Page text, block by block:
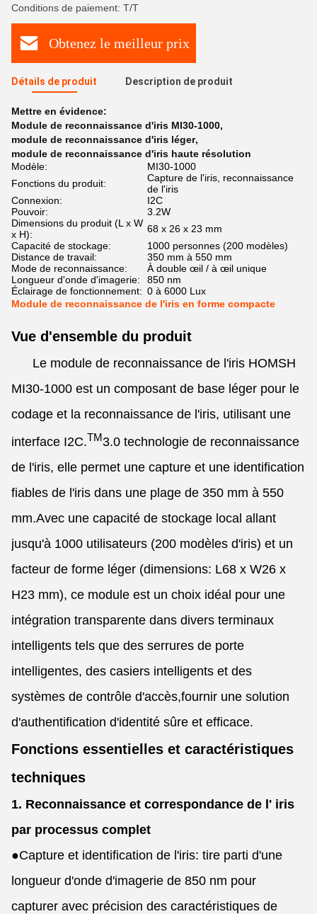
Conditions de paiement: T/T
Obtenez le meilleur prix
Détails de produit Description de produit
Mettre en évidence:
Module de reconnaissance d'iris MI30-1000,
module de reconnaissance d'iris léger,
module de reconnaissance d'iris haute résolution
Modèle:
MI30-1000
Fonctions du produit:
Capture de l'iris, reconnaissance
de l'iris
Connexion:
I2C
Pouvoir:
3.2W
Dimensions du produit (L x W
x H):
68 x 26 x 23 mm
Capacité de stockage:
1000 personnes (200 modèles)
Distance de travail:
350 mm à 550 mm
Mode de reconnaissance:
À double œil / à œil unique
Longueur d'onde d'imagerie:
850 nm
Éclairage de fonctionnement: 0 à 6000 Lux
Module de reconnaissance de l'iris en forme compacte
Vue d'ensemble du produit
Le module de reconnaissance de l'iris HOMSH
MI30-1000 est un composant de base léger pour le
codage et la reconnaissance de l'iris, utilisant une
interface I2C.TM3.0 technologie de reconnaissance
de l'iris, elle permet une capture et une identification
fiables de l'iris dans une plage de 350 mm à 550
mm.Avec une capacité de stockage local allant
jusqu'à 1000 utilisateurs (200 modèles d'iris) et un
facteur de forme léger (dimensions: L68 x W26 x
H23 mm), ce module est un choix idéal pour une
intégration transparente dans divers terminaux
intelligents tels que des serrures de porte
intelligentes, des casiers intelligents et des
systèmes de contrôle d'accès,fournir une solution
d'authentification d'identité sûre et efficace.
Fonctions essentielles et caractéristiques
techniques
1. Reconnaissance et correspondance de l' iris
par processus complet
●Capture et identification de l'iris: tire parti d'une
longueur d'onde d'imagerie de 850 nm pour
capturer avec précision des caractéristiques de